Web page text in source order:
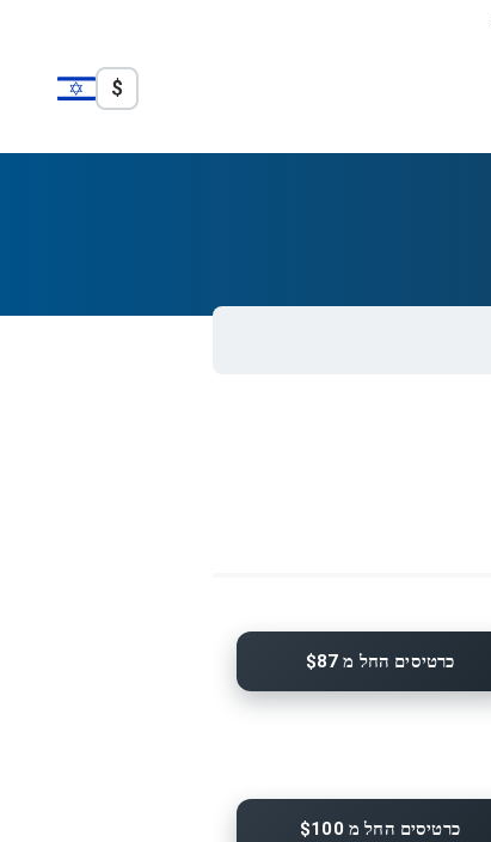
$
כרטיסים החל מ $87
כרטיסים החל מ $100